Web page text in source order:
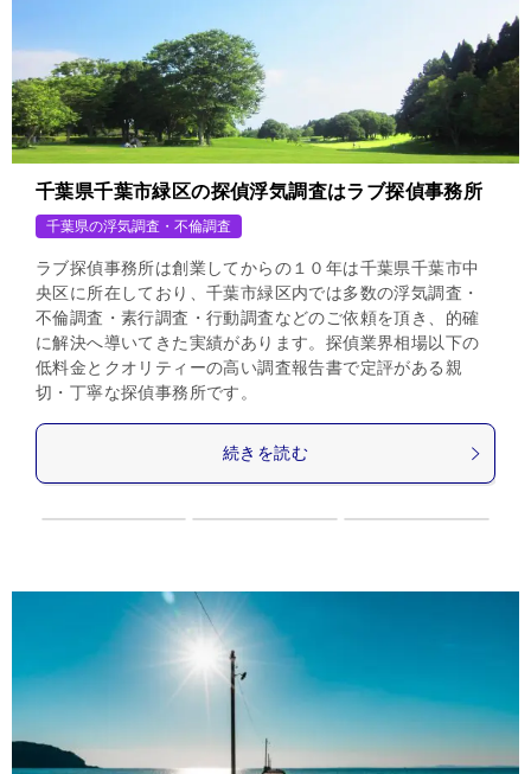
千葉県千葉市緑区の探偵浮気調査はラブ探偵事務所
千葉県の浮気調査・不倫調査
ラブ探偵事務所は創業してからの１０年は千葉県千葉市中
央区に所在しており、千葉市緑区内では多数の浮気調査・
不倫調査・素行調査・行動調査などのご依頼を頂き、的確
に解決へ導いてきた実績があります。探偵業界相場以下の
低料金とクオリティーの高い調査報告書で定評がある親
切・丁寧な探偵事務所です。
続きを読む